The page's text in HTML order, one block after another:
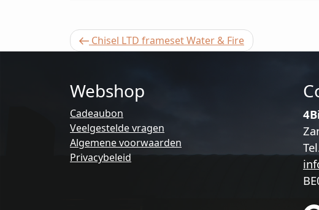
Berichtnavigatie
Vorig
bericht
Chisel LTD frameset Water & Fire
Webshop
Cadeaubon
Veelgestelde vragen
Algemene voorwaarden
Privacybeleid